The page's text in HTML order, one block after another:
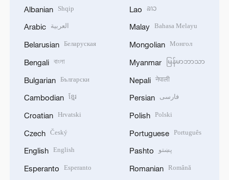
Albanian Shqip
Arabic العربية
Belarusian Беларуская
Bengali বাংলা
Bulgarian Български
Cambodian ខ្មែរ
Croatian Hrvatski
Czech Český
English English
Esperanto Esperanto
Lao ລາວ
Malay Bahasa Melayu
Mongolian Монгол
Myanmar မြန်မာဘာသာ
Nepali नेपाली
Persian فارسی
Polish Polski
Portuguese Português
Pashto پښتو
Romanian Română